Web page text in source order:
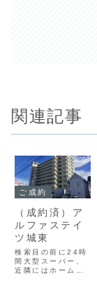
関連記事
ご成約
（成約済）ア
ルファステイ
ツ城東
検索目の前に24時
間大型スーパー、
近隣にはホームセ